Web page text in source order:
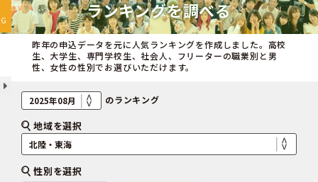
ランキングを調べる
昨年の申込データを元に人気ランキングを作成しました。高校
生、大学生、専門学校生、社会人、フリーターの職業別と男
性、女性の性別でお選びいただけます。
のランキング
地域を選択
性別を選択